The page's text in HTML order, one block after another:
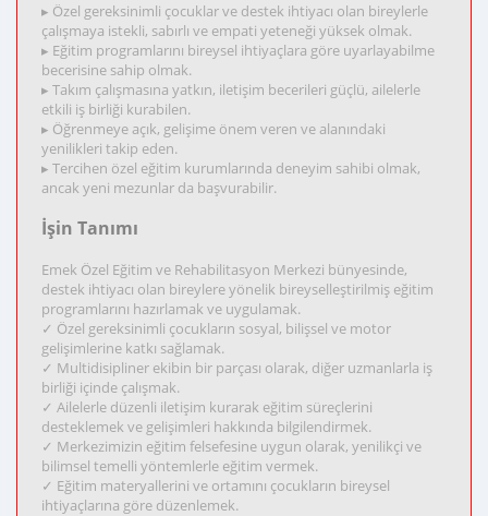
▸ Özel gereksinimli çocuklar ve destek ihtiyacı olan bireylerle
çalışmaya istekli, sabırlı ve empati yeteneği yüksek olmak.
▸ Eğitim programlarını bireysel ihtiyaçlara göre uyarlayabilme
becerisine sahip olmak.
▸ Takım çalışmasına yatkın, iletişim becerileri güçlü, ailelerle
etkili iş birliği kurabilen.
▸ Öğrenmeye açık, gelişime önem veren ve alanındaki
yenilikleri takip eden.
▸ Tercihen özel eğitim kurumlarında deneyim sahibi olmak,
ancak yeni mezunlar da başvurabilir.
İşin Tanımı
Emek Özel Eğitim ve Rehabilitasyon Merkezi bünyesinde,
destek ihtiyacı olan bireylere yönelik bireyselleştirilmiş eğitim
programlarını hazırlamak ve uygulamak.
✓ Özel gereksinimli çocukların sosyal, bilişsel ve motor
gelişimlerine katkı sağlamak.
✓ Multidisipliner ekibin bir parçası olarak, diğer uzmanlarla iş
birliği içinde çalışmak.
✓ Ailelerle düzenli iletişim kurarak eğitim süreçlerini
desteklemek ve gelişimleri hakkında bilgilendirmek.
✓ Merkezimizin eğitim felsefesine uygun olarak, yenilikçi ve
bilimsel temelli yöntemlerle eğitim vermek.
✓ Eğitim materyallerini ve ortamını çocukların bireysel
ihtiyaçlarına göre düzenlemek.